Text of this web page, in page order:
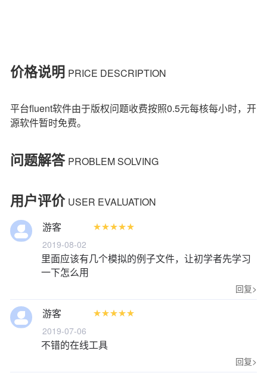
价格说明 PRICE DESCRIPTION
问题解答 PROBLEM SOLVING
用户评价 USER EVALUATION
游客
2019-08-02






里面应该有几个模拟的例子文件，让初学者先学习
一下怎么用
回复>
游客
2019-07-06






不错的在线工具
回复>